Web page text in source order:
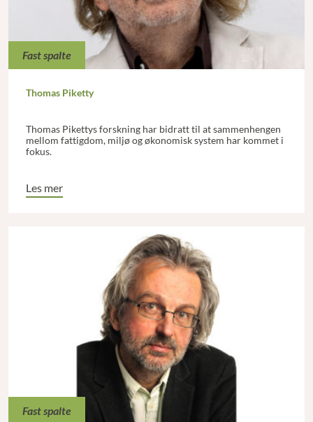
Fast spalte
Thomas Piketty
Thomas Pikettys forskning har bidratt til at sammenhengen
mellom fattigdom, miljø og økonomisk system har kommet i
fokus.
Les mer
Fast spalte